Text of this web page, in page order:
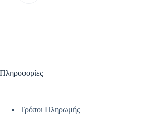
Πληροφορίες
Τρόποι Πληρωμής